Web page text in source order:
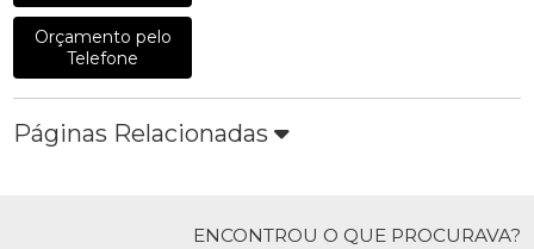
Orçamento pelo
Telefone
Páginas Relacionadas
ENCONTROU O QUE PROCURAVA?